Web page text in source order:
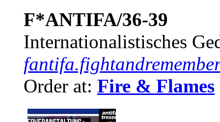
F*ANTIFA/36-39
Internationalistisches
Order at: Fire & Flames